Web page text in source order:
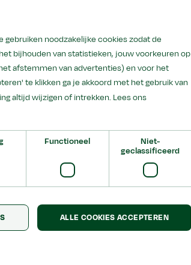
gebruiken noodzakelijke cookies zodat de
bijhouden van statistieken, jouw voorkeuren op
afstemmen van advertenties) en voor het
te klikken ga je akkoord met het gebruik van
altijd wijzigen of intrekken. Lees ons
Functioneel
Niet-
geclassificeerd
ALLE COOKIES ACCEPTEREN